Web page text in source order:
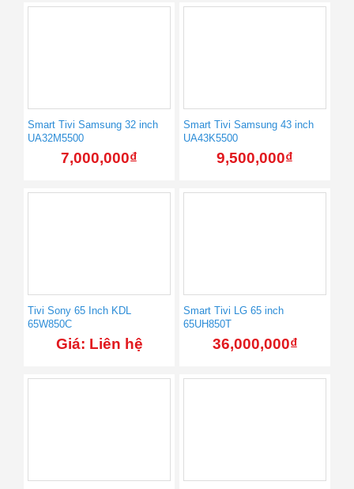
Smart Tivi Samsung 32 inch
UA32M5500
7,000,000₫
Smart Tivi Samsung 43 inch
UA43K5500
9,500,000₫
Tivi Sony 65 Inch KDL
65W850C
Giá: Liên hệ
Smart Tivi LG 65 inch
65UH850T
36,000,000₫